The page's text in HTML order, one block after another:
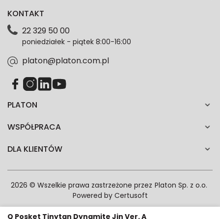
Q Posket Tinytan Dynamite Jin Ver. A
dotyczące danych osobowych znajdziesz w naszej
każdym czasie. Wycofanie zgody nie wpłynie na
zgodność z prawem przetwarzania dokonanego przed
PLATON
WSPÓŁPRACA
DLA KLIENTÓW
KONTAKT
22 329 50 00
poniedziałek - piątek 8:00-16:00
platon@platon.com.pl
2026 © Wszelkie prawa zastrzeżone przez Platon Sp. z o.o.
Powered by Certusoft